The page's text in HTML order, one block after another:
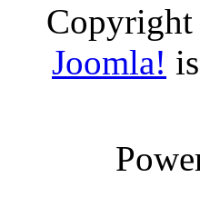
Joomla!